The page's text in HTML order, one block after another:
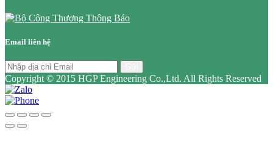
Email liên hệ
Copyright © 2015 HGP Engineering Co.,Ltd. All Rights Reserved